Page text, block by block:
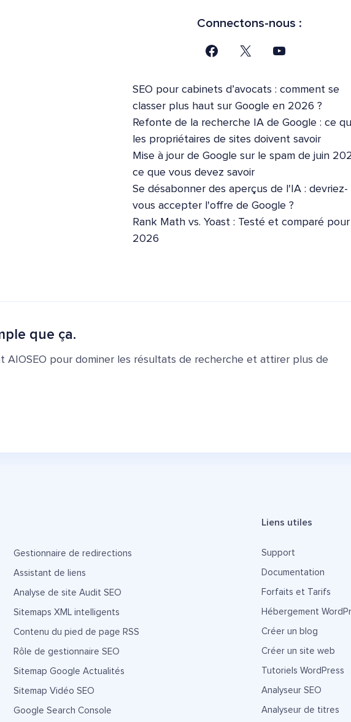
Connectons-nous :
SEO pour cabinets d’avocats : comment se
classer plus haut sur Google en 2026 ?
Refonte de la recherche IA de Google : ce
les propriétaires de sites doivent savoir
Mise à jour de Google sur le spam de juin
ce que vous devez savoir
Se désabonner des aperçus de l'IA : devriez-
vous accepter l'offre de Google ?
Rank Math vs. Yoast : Testé et comparé pour
2026
que ça.
AIOSEO pour dominer les résultats de recherche et attirer plus de
Gestionnaire de redirections
Assistant de liens
Analyse de site Audit SEO
Sitemaps XML intelligents
Contenu du pied de page RSS
Rôle de gestionnaire SEO
Sitemap Google Actualités
Sitemap Vidéo SEO
Google Search Console
Liens utiles
Support
Documentation
Forfaits et Tarifs
Hébergement
Créer un blog
Créer un site web
Tutoriels WordPress
Analyseur SEO
Analyseur de titres